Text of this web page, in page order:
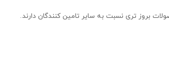
بروز تری نسبت به سایر تامین کنندگان دارند.